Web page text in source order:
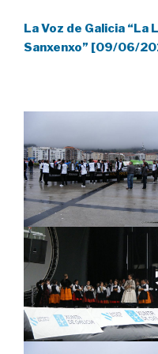
La Voz de Galicia “La
Sanxenxo” [09/06/